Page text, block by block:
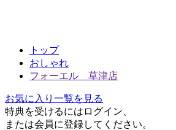
トップ
おしゃれ
フォーエル 草津店
お気に入り一覧を見る
特典を受けるにはログイン、
または会員に登録してください。